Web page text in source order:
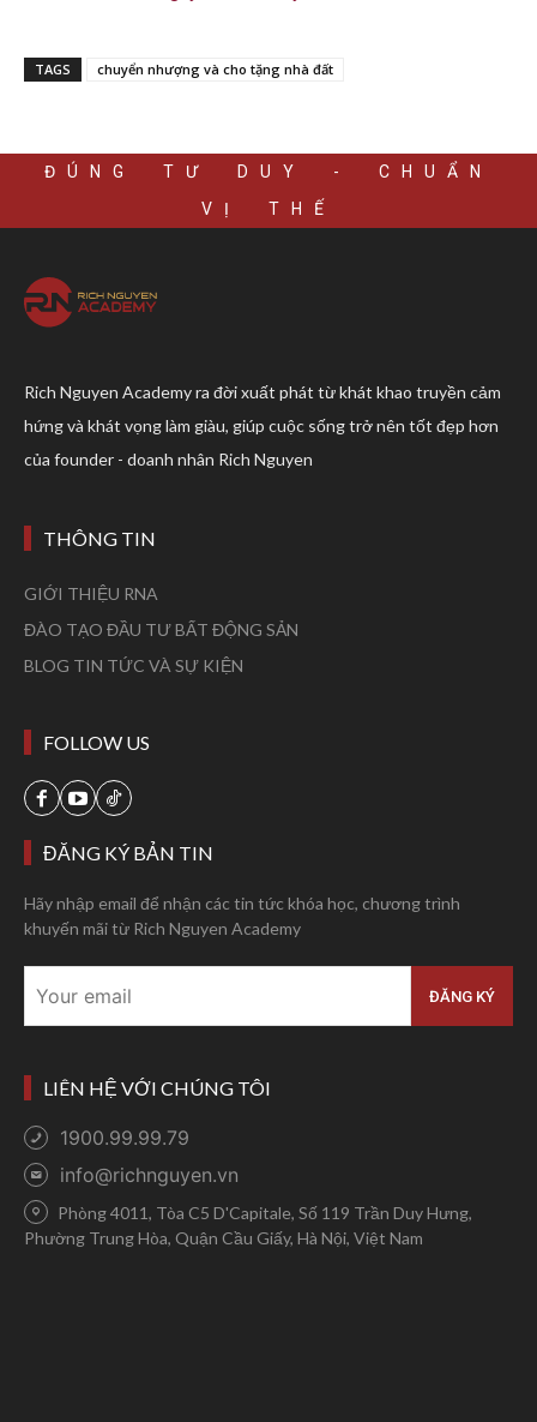
TAGS chuyển nhượng và cho tặng nhà đất
ĐÚNG TƯ DUY - CHUẨN
VỊ THẾ
Rich Nguyen Academy ra đời xuất phát từ khát khao truyền cảm
hứng và khát vọng làm giàu, giúp cuộc sống trở nên tốt đẹp hơn
của founder - doanh nhân Rich Nguyen
THÔNG TIN
GIỚI THIỆU RNA
ĐÀO TẠO ĐẦU TƯ BẤT ĐỘNG SẢN
BLOG TIN TỨC VÀ SỰ KIỆN
FOLLOW US
ĐĂNG KÝ BẢN TIN
Hãy nhập email để nhận các tin tức khóa học, chương trình
khuyến mãi từ Rich Nguyen Academy
LIÊN HỆ VỚI CHÚNG TÔI
1900.99.99.79
info@richnguyen.vn
Phòng 4011, Tòa C5 D'Capitale, Số 119 Trần Duy Hưng,
Phường Trung Hòa, Quận Cầu Giấy, Hà Nội, Việt Nam